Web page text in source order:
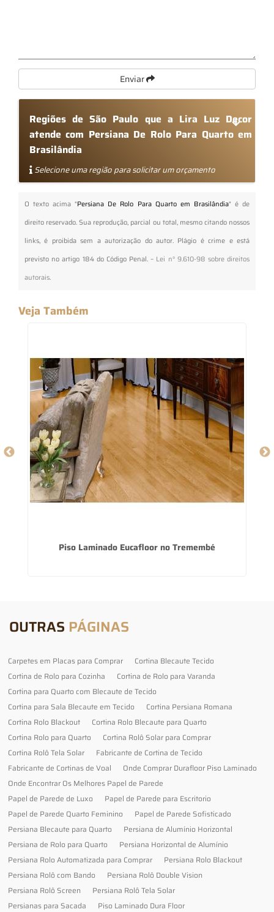
Enviar
Regiões de São Paulo que a Lira Luz Decor
atende com Persiana De Rolo Para Quarto em
Brasilândia
Selecione uma região para solicitar um orçamento
O texto acima "Persiana De Rolo Para Quarto em Brasilândia" é de
direito reservado. Sua reprodução, parcial ou total, mesmo citando nossos
links, é proibida sem a autorização do autor. Plágio é crime e está
previsto no artigo 184 do Código Penal. – Lei n° 9.610-98 sobre direitos
autorais.
Veja Também
Piso Laminado Eucafloor no Tremembé
OUTRAS PÁGINAS
Carpetes em Placas para Comprar
Cortina Blecaute Tecido
Cortina de Rolo para Cozinha
Cortina de Rolo para Varanda
Cortina para Quarto com Blecaute de Tecido
Cortina para Sala Blecaute em Tecido
Cortina Persiana Romana
Cortina Rolo Blackout
Cortina Rolo Blecaute para Quarto
Cortina Rolo para Quarto
Cortina Rolô Solar para Comprar
Cortina Rolô Tela Solar
Fabricante de Cortina de Tecido
Fabricante de Cortinas de Voal
Onde Comprar Durafloor Piso Laminado
Onde Encontrar Os Melhores Papel de Parede
Papel de Parede de Luxo
Papel de Parede para Escritorio
Papel de Parede Quarto Feminino
Papel de Parede Sofisticado
Persiana Blecaute para Quarto
Persiana de Alumínio Horizontal
Persiana de Rolo para Quarto
Persiana Horizontal de Alumínio
Persiana Rolo Automatizada para Comprar
Persiana Rolo Blackout
Persiana Rolô com Bando
Persiana Rolô Double Vision
Persiana Rolô Screen
Persiana Rolô Tela Solar
Persianas para Sacada
Piso Laminado Dura Floor